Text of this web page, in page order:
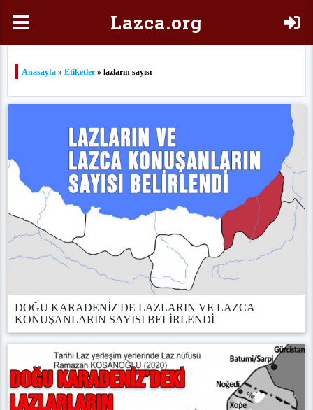
Lazca.org
Anasayfa » Etiketler » lazların sayısı
DOĞU KARADENİZ'DE LAZLARIN VE LAZCA
KONUŞANLARIN SAYISI BELİRLENDİ